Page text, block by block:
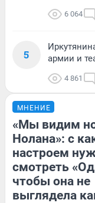
6 064
5
армии и
4 861
МНЕНИЕ
«Мы видим
Нолана»: с
настроем
смотреть
чтобы она не
выглядела